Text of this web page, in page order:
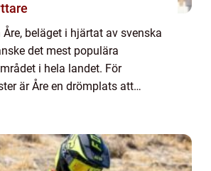
beläget i hjärtat av svenska
det mest populära
i hela landet. För
är Åre en drömplats att